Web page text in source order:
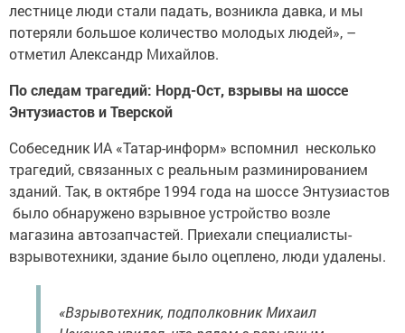
лестнице люди стали падать, возникла давка, и мы
потеряли большое количество молодых людей», –
отметил Александр Михайлов.
По следам трагедий: Норд-Ост, взрывы на шоссе
Энтузиастов и Тверской
Собеседник ИА «Татар-информ» вспомнил несколько
трагедий, связанных с реальным разминированием
зданий. Так, в октябре 1994 года на шоссе Энтузиастов
было обнаружено взрывное устройство возле
магазина автозапчастей. Приехали специалисты-
взрывотехники, здание было оцеплено, люди удалены.
«Взрывотехник, подполковник Михаил